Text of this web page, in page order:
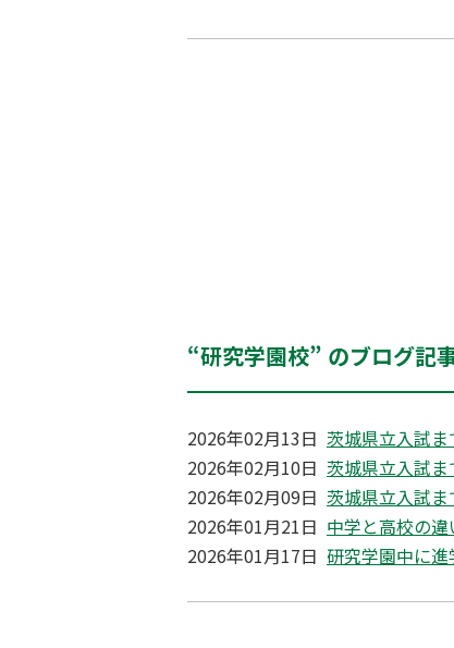
“研究学園校” のブログ記
2026年02月13日 茨城県立入試
2026年02月10日 茨城県立入試
2026年02月09日 茨城県立入試
2026年01月21日 中学と高校の
2026年01月17日 研究学園中に